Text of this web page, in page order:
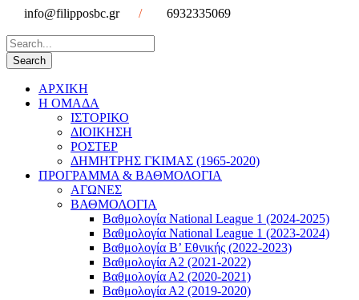
info@filipposbc.gr / 6932335069
ΑΡΧΙΚΗ
Η ΟΜΑΔΑ
ΙΣΤΟΡΙΚΟ
ΔΙΟΙΚΗΣΗ
ΡΟΣΤΕΡ
ΔΗΜΗΤΡΗΣ ΓΚΙΜΑΣ (1965-2020)
ΠΡΟΓΡΑΜΜΑ & ΒΑΘΜΟΛΟΓΙΑ
ΑΓΩΝΕΣ
ΒΑΘΜΟΛΟΓΙΑ
Βαθμολογία National League 1 (2024-2025)
Βαθμολογία National League 1 (2023-2024)
Βαθμολογία Β’ Εθνικής (2022-2023)
Βαθμολογία Α2 (2021-2022)
Βαθμολογία Α2 (2020-2021)
Βαθμολογία Α2 (2019-2020)